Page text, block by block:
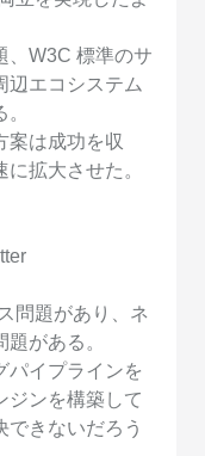
、W3C 標準のサ
辺エコシステム
案は成功を収
拡大させた。
問題があり、ネ
がある。
パイプラインを
ジンを構築して
できないだろう